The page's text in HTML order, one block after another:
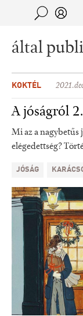
által
KOKTÉL
A jóságról 2.
Mi az a nagybetűs
elégedettség?
JÓSÁG